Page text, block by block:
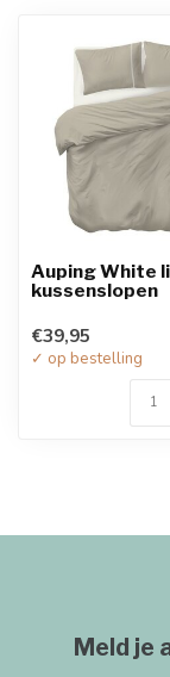
Auping White
kussenslopen
€39,95
✓ op bestelling
Meld je